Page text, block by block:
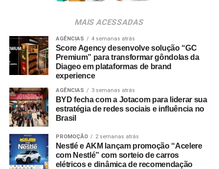
MAIS ACESSADAS
AGÊNCIAS 4 semanas atrás
Score Agency desenvolve solução “GC
Premium” para transformar gôndolas da
Diageo em plataformas de brand
experience
AGÊNCIAS 3 semanas atrás
BYD fecha com a Jotacom para liderar sua
estratégia de redes sociais e influência no
Brasil
PROMOÇÃO 2 semanas atrás
Nestlé e AKM lançam promoção “Acelere
com Nestlé” com sorteio de carros
elétricos e dinâmica de recomendação